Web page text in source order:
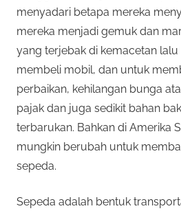
menyadari betapa mereka
mereka menjadi gemuk dan
yang terjebak di kemacetan
membeli mobil, dan untuk
perbaikan, kehilangan bunga
pajak dan juga sedikit bahan
terbarukan. Bahkan di Amerika
mungkin berubah untuk
sepeda.
Sepeda adalah bentuk